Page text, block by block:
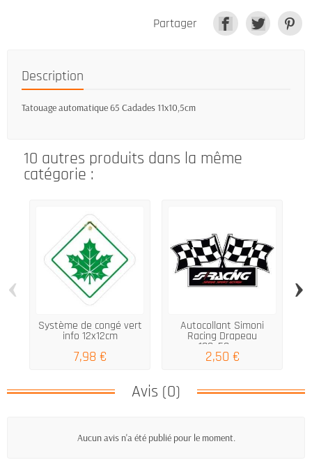
Partager
Description
Tatouage automatique 65 Cadades 11x10,5cm
10 autres produits dans la même
catégorie :
Système de congé vert
info 12x12cm
7,98 €
Autocollant Simoni
Racing Drapeau
100x50mm
2,50 €
‹ ›
Avis (0)
Aucun avis n'a été publié pour le moment.